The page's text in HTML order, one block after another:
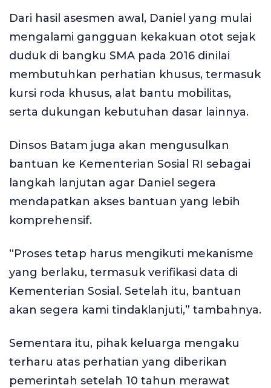
Dari hasil asesmen awal, Daniel yang mulai
mengalami gangguan kekakuan otot sejak
duduk di bangku SMA pada 2016 dinilai
membutuhkan perhatian khusus, termasuk
kursi roda khusus, alat bantu mobilitas,
serta dukungan kebutuhan dasar lainnya.
Dinsos Batam juga akan mengusulkan
bantuan ke Kementerian Sosial RI sebagai
langkah lanjutan agar Daniel segera
mendapatkan akses bantuan yang lebih
komprehensif.
“Proses tetap harus mengikuti mekanisme
yang berlaku, termasuk verifikasi data di
Kementerian Sosial. Setelah itu, bantuan
akan segera kami tindaklanjuti,” tambahnya.
Sementara itu, pihak keluarga mengaku
terharu atas perhatian yang diberikan
pemerintah setelah 10 tahun merawat